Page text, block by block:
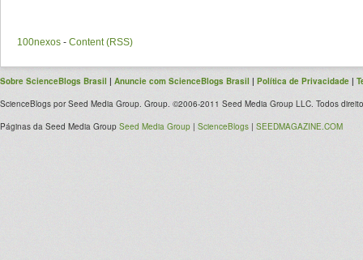
100nexos - Content (RSS)
Sobre ScienceBlogs Brasil | Anuncie com ScienceBlogs Brasil | Política de Privacidade |
ScienceBlogs por Seed Media Group. Group. ©2006-2011 Seed Media Group LLC. Todos
Páginas da Seed Media Group Seed Media Group | ScienceBlogs | SEEDMAGAZINE.COM